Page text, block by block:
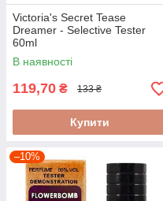
Victoria's Secret Tease
Dreamer - Selective Tester
60ml
В наявності
119,70 ₴ 133 ₴
Купити
–10%